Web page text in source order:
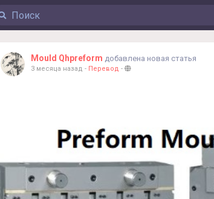
Mould Qhpreform добавлена новая статья
3 месяца назад - Перевод -